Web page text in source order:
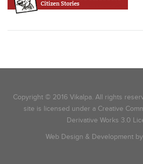
Copyright © 2016 Vikalpa. All rights
site is licensed under a Creative
Derivative Works 3.0
Web Design & Development by